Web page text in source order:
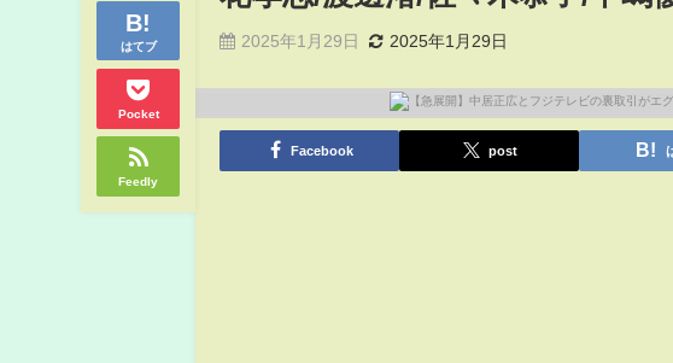
はてブ
Pocket
Feedly
2025年1月29日 2025年1月29日
Facebook post